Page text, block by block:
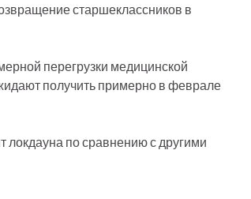
старшеклассников в
перегрузки медицинской
получить примерно в феврале
локдауна по сравнению с другими